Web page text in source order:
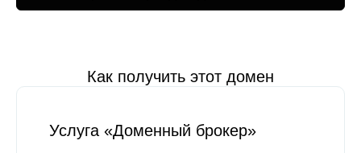
Как получить этот домен
Услуга «Доменный брокер»